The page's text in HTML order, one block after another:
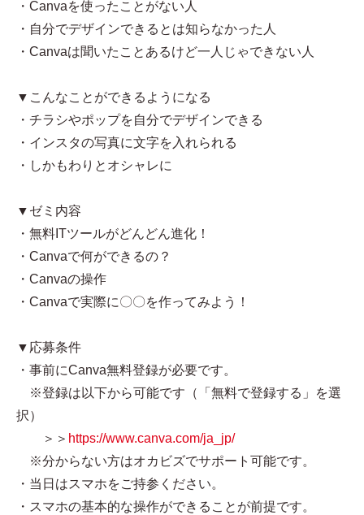
・Canvaを使ったことがない人
・自分でデザインできるとは知らなかった人
・Canvaは聞いたことあるけど一人じゃできない人
▼こんなことができるようになる
・チラシやポップを自分でデザインできる
・インスタの写真に文字を入れられる
・しかもわりとオシャレに
▼ゼミ内容
・無料ITツールがどんどん進化！
・Canvaで何ができるの？
・Canvaの操作
・Canvaで実際に〇〇を作ってみよう！
▼応募条件
・事前にCanva無料登録が必要です。
※登録は以下から可能です（「無料で登録する」を選
択）
＞＞ https://www.canva.com/ja_jp/
※分からない方はオカビズでサポート可能です。
・当日はスマホをご持参ください。
・スマホの基本的な操作ができることが前提です。